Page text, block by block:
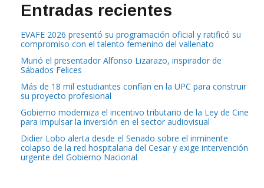
Entradas recientes
EVAFE 2026 presentó su programación oficial y ratificó su
compromiso con el talento femenino del vallenato
Murió el presentador Alfonso Lizarazo, inspirador de
Sábados Felices
Más de 18 mil estudiantes confían en la UPC para construir
su proyecto profesional
Gobierno moderniza el incentivo tributario de la Ley de Cine
para impulsar la inversión en el sector audiovisual
Didier Lobo alerta desde el Senado sobre el inminente
colapso de la red hospitalaria del Cesar y exige intervención
urgente del Gobierno Nacional